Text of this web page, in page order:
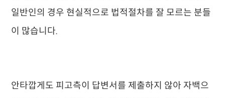
일반인의 경우 현실적으로 법적절차를 잘 모르는 분들
이 많습니다.
안타깝게도 피고측이 답변서를 제출하지 않아 자백으